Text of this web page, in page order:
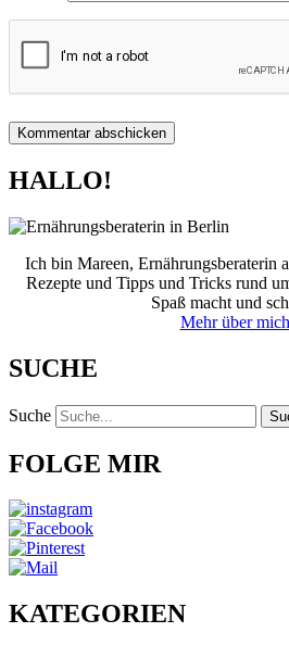
HALLO!
Ich bin Mareen, Ernährungsberaterin
Rezepte und Tipps und Tricks rund
Spaß macht und
Mehr über
SUCHE
Suche
FOLGE MIR
KATEGORIEN